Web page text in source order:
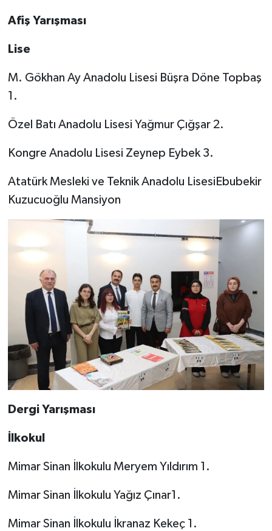
Afiş Yarışması
Lise
M. Gökhan Ay Anadolu Lisesi Büşra Döne Topbaş
1.
Özel Batı Anadolu Lisesi Yağmur Çığşar 2.
Kongre Anadolu Lisesi Zeynep Eybek 3.
Atatürk Mesleki ve Teknik Anadolu LisesiEbubekir
Kuzucuoğlu Mansiyon
Dergi Yarışması
İlkokul
Mimar Sinan İlkokulu Meryem Yıldırım 1.
Mimar Sinan İlkokulu Yağız Çınar1.
Mimar Sinan İlkokulu İkranaz Kekeç 1.